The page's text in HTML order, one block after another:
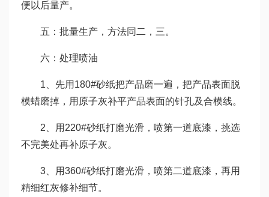
便以后量产。
五：批量生产，方法同二，三。
六：处理喷油
1、先用180#砂纸把产品磨一遍，把产品表面脱
模蜡磨掉，用原子灰补平产品表面的针孔及合模线。
2、用220#砂纸打磨光滑，喷第一道底漆，挑选
不完美处再补原子灰。
3、用360#砂纸打磨光滑，喷第二道底漆，再用
精细红灰修补细节。